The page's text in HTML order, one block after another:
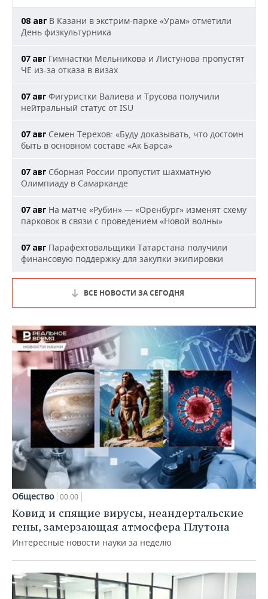
08 авг В Казани в экстрим-парке «Урам» отметили
День физкультурника
07 авг Гимнастки Мельникова и Листунова пропустят
ЧЕ из-за отказа в визах
07 авг Фигуристки Валиева и Трусова получили
нейтральный статус от ISU
07 авг Семен Терехов: «Буду доказывать, что достоин
быть в основном составе «Ак Барса»
07 авг Сборная России пропустит шахматную
Олимпиаду в Самарканде
07 авг На матче «Рубин» — «Оренбург» изменят схему
парковок в связи с проведением «Новой волны»
07 авг Парафехтовальщики Татарстана получили
финансовую поддержку для закупки экипировки
ВСЕ НОВОСТИ ЗА СЕГОДНЯ
Общество 00:00
Ковид и спящие вирусы, неандертальские
гены, замерзающая атмосфера Плутона
Интересные новости науки за неделю